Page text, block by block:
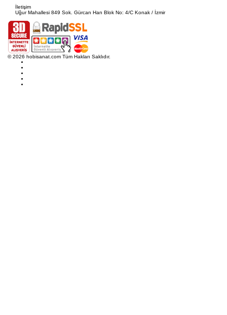
İletişim
Uğur Mahallesi 849 Sok. Gürcan Han Blok No: 4/C Konak / İzmir
© 2026 hobisanat.com Tüm Hakları Saklıdır.